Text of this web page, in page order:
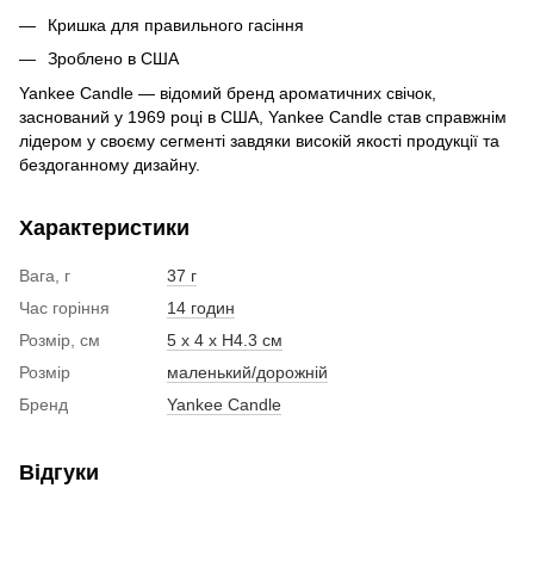
Кришка для правильного гасіння
Зроблено в США
Yankee Candle — відомий бренд ароматичних свічок,
заснований у 1969 році в США, Yankee Candle став справжнім
лідером у своєму сегменті завдяки високій якості продукції та
бездоганному дизайну.
Характеристики
Вага, г
37 г
Час горіння
14 годин
Розмір, см
5 x 4 x Н4.3 см
Розмір
маленький/дорожній
Бренд
Yankee Candle
Відгуки